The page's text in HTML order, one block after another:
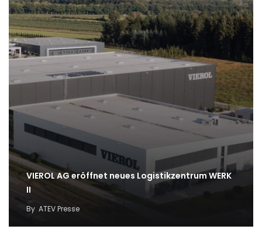
VIEROL AG eröffnet neues Logistikzentrum WERK
II
By ATEV Presse